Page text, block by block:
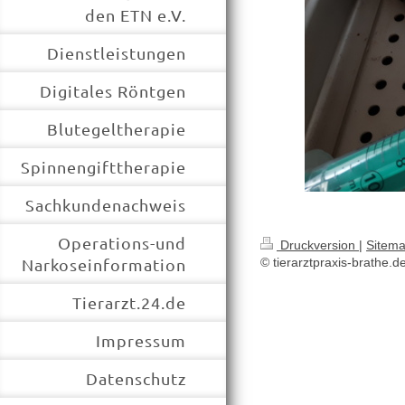
den ETN e.V.
Dienstleistungen
Digitales Röntgen
Blutegeltherapie
Spinnengifttherapie
Sachkundenachweis
Operations-und
Narkoseinformation
Tierarzt.24.de
Impressum
Datenschutz
Druckversion |
© tierarztpraxis-